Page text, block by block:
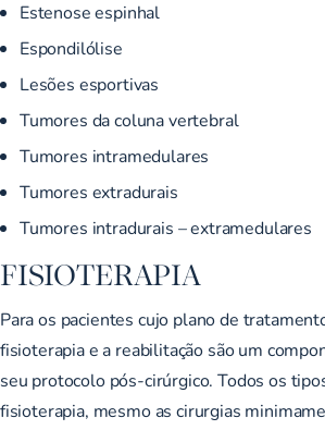
Estenose espinhal
Espondilólise
Lesões esportivas
Tumores da coluna vertebral
Tumores intramedulares
Tumores extradurais
Tumores intradurais – extramedulares
FISIOTERAPIA
Para os pacientes cujo plano de
fisioterapia e a reabilitação são um
seu protocolo pós-cirúrgico. Todos os
fisioterapia, mesmo as cirurgias